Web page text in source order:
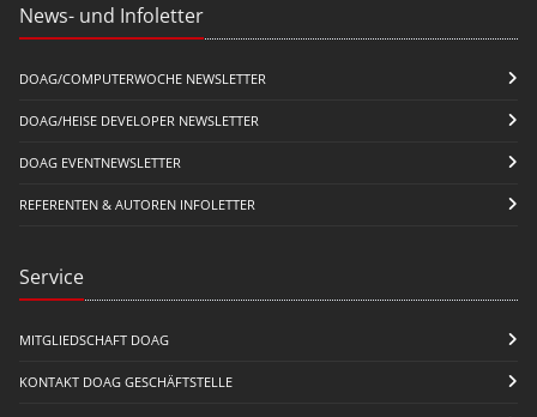
News- und Infoletter
DOAG/COMPUTERWOCHE NEWSLETTER
DOAG/HEISE DEVELOPER NEWSLETTER
DOAG EVENTNEWSLETTER
REFERENTEN & AUTOREN INFOLETTER
Service
MITGLIEDSCHAFT DOAG
KONTAKT DOAG GESCHÄFTSTELLE